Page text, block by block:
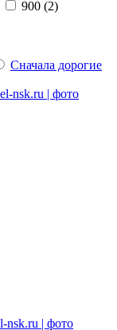
900 (2)
Сначала дорогие